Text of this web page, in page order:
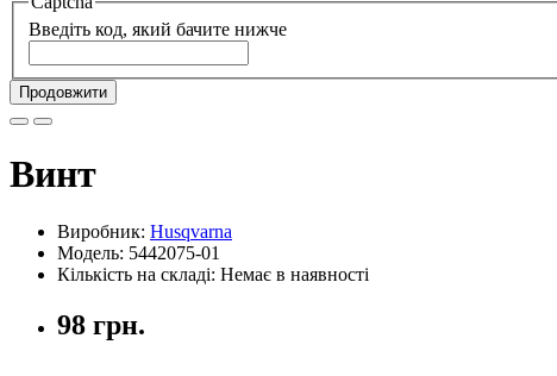
Введіть код, який бачите нижче
Продовжити
Винт
Виробник: Husqvarna
Модель: 5442075-01
Кількість на складі: Немає в наявності
98 грн.